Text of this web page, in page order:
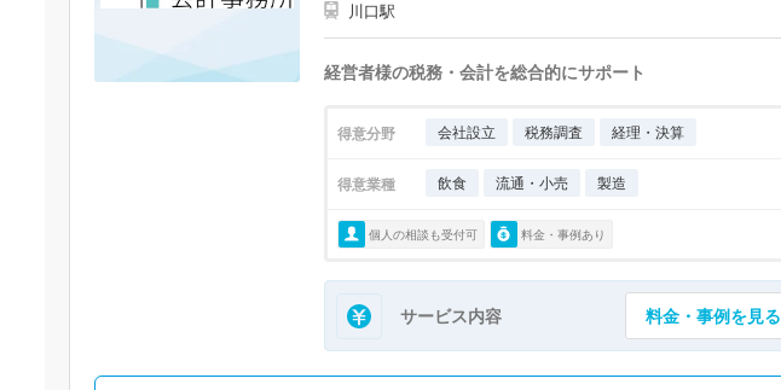
川口駅
経営者様の税務・会計を総合的にサポート
得意分野 会社設立 税務調査 経理・決算
得意業種 飲食 流通・小売 製造
個人の相談も受付可 料金・事例あり
サービス内容 料金・事例を見る